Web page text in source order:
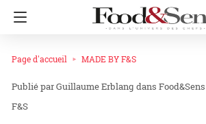
Page d'accueil MADE BY F&S
Guillaume Erblang dans
F&S